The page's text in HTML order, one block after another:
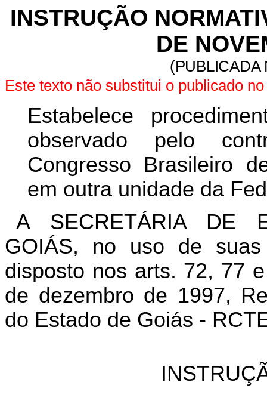
INSTRUÇÃO
DE
(PUBLICADA
Este texto não substitui o publicado
Estabelece
observado pelo
Congresso Brasileiro
em outra unidade da
A SECRETÁRIA DE
GOIÁS, no uso de
disposto nos arts. 72, 77
de dezembro de 1997,
do Estado de Goiás -